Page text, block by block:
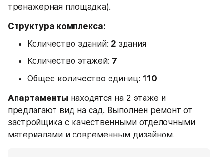
тренажерная площадка).
Структура комплекса:
Количество зданий: 2 здания
Количество этажей: 7
Общее количество единиц: 110
Апартаменты находятся на 2 этаже и
предлагают вид на сад. Выполнен ремонт от
застройщика с качественными отделочными
материалами и современным дизайном.